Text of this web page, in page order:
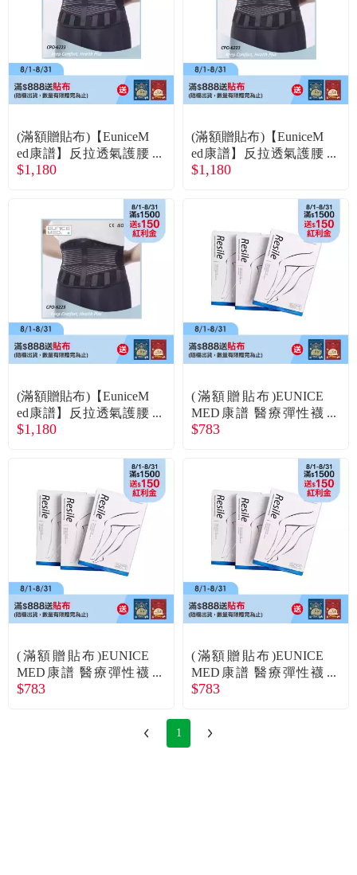
(滿額贈貼布)【EuniceM
ed康譜】反拉透氣護腰
帶(CPO-6223)M
$1,180
(滿額贈貼布)【EuniceM
ed康譜】反拉透氣護腰
帶(CPO-6223)L
$1,180
(滿額贈貼布)【EuniceM
ed康譜】反拉透氣護腰
帶(CPO-6223)XL
$1,180
(滿額贈貼布)EUNICE
MED康譜 醫療彈性襪
小腿包趾(CPS3001)-黑4
$783
(滿額贈貼布)EUNICE
MED康譜 醫療彈性襪
小腿包趾(CPS3001)-黑5
$783
(滿額贈貼布)EUNICE
MED康譜 醫療彈性襪
小腿包趾(CPS3001)-膚2
$783
1